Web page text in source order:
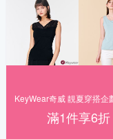
滿1件享6折